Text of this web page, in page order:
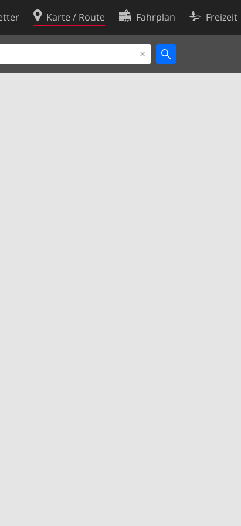
Karte / Route Fahrplan Freizeit
Cookie-Richtlinie
Cookie-Einstellungen